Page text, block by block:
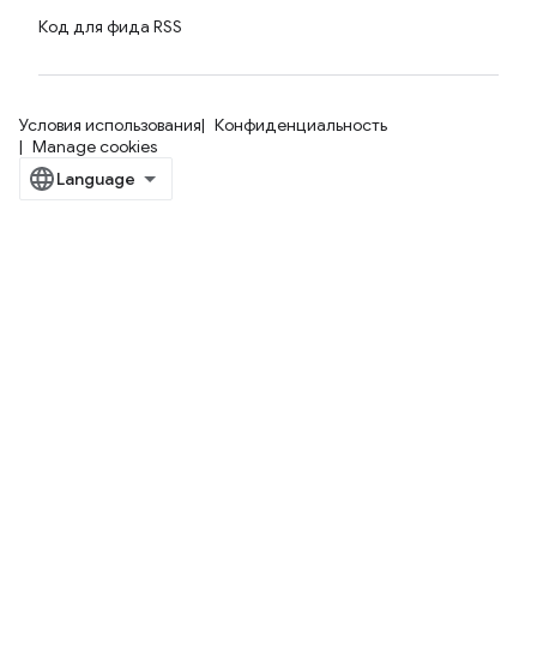
Код для фида RSS
Условия использования
Конфиденциальность
Manage cookies